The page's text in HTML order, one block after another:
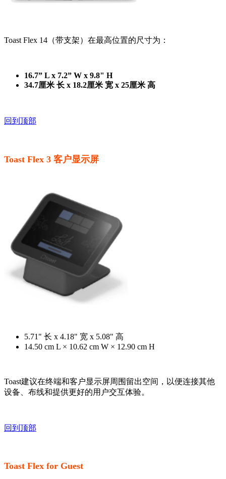
Toast Flex 14（带支架）在最高位置的尺寸为：
16.7” L x 7.2” W x 9.8" H
34.7厘米 长 x 18.2厘米 宽 x 25厘米 高
回到顶部
Toast Flex 3 客户显示屏
5.71" 长 x 4.18" 宽 x 5.08" 高
14.50 cm L × 10.62 cm W × 12.90 cm H
Toast建议在终端和客户显示屏周围留出空间，以便连接其他
设备、布线和提供更好的用户交互体验。
回到顶部
Toast Flex for Guest